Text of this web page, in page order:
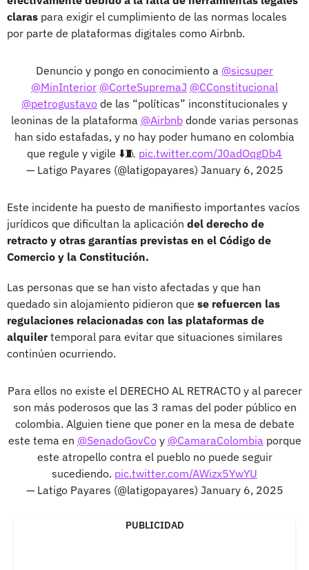
claras para exigir el cumplimiento de las normas locales
por parte de plataformas digitales como Airbnb.
Denuncio y pongo en conocimiento a @sicsuper
@MinInterior @CorteSupremaJ @CConstitucional
@petrogustavo de las “políticas” inconstitucionales y
leoninas de la plataforma @Airbnbdonde varias personas
han sido estafadas, y no hay poder humano en colombia
que regule y vigile ⬇️🧵 pic.twitter.com/J0adOqgDb4
— Latigo Payares (@latigopayares) January 6, 2025
Este incidente ha puesto de manifiesto importantes vacíos
jurídicos que dificultan la aplicación del derecho de
retracto y otras garantías previstas en el Código de
Comercio y la Constitución.
Las personas que se han visto afectadas y que han
quedado sin alojamiento pidieron que se refuercen las
regulaciones relacionadas con las plataformas de
alquilertemporal para evitar que situaciones similares
continúen ocurriendo.
Para ellos no existe el DERECHO AL RETRACTO y al parecer
son más poderosos que las 3 ramas del poder público en
colombia. Alguien tiene que poner en la mesa de debate
este tema en @SenadoGovCoy @CamaraColombia porque
este atropello contra el pueblo no puede seguir
sucediendo. pic.twitter.com/AWizx5YwYU
— Latigo Payares (@latigopayares) January 6, 2025
PUBLICIDAD